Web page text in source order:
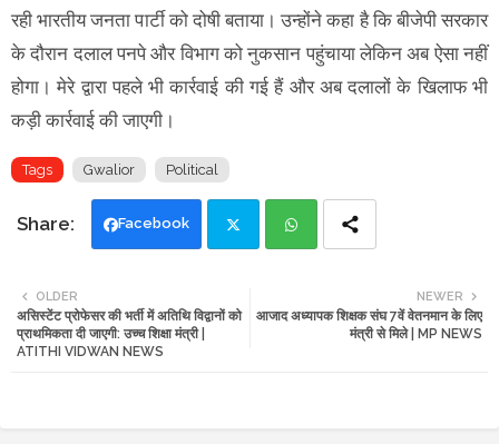
रही भारतीय जनता पार्टी को दोषी बताया। उन्होंने कहा है कि बीजेपी सरकार
के दौरान दलाल पनपे और विभाग को नुकसान पहुंचाया लेकिन अब ऐसा नहीं
होगा। मेरे द्वारा पहले भी कार्रवाई की गई हैं और अब दलालों के खिलाफ भी
कड़ी कार्रवाई की जाएगी।
Tags Gwalior Political
Facebook
tte ats
NEWER
आजाद अध्यापक शिक्षक संघ 7वें वेतनमान के लिए
मंत्री से मिले | MP NEWS
OLDER
असिस्टेंट प्रोफेसर की भर्ती में अतिथि विद्वानों को
प्राथमिकता दी जाएगी: उच्च शिक्षा मंत्री |
ATITHI VIDWAN NEWS